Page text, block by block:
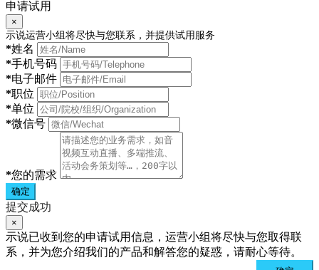
申请试用
×
示说运营小组将尽快与您联系，并提供试用服务
*姓名
*手机号码
*电子邮件
*职位
*单位
*微信号
*您的需求
确定
提交成功
×
示说已收到您的申请试用信息，运营小组将尽快与您取得联
系，并为您介绍我们的产品和解答您的疑惑，请耐心等待。